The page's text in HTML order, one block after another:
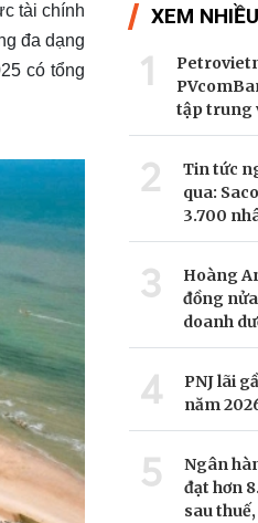
tài chính
đa dạng
có tổng
XEM NHIỀU
1
tập trung
2
Tin tức
qua:
3.700
3
Hoàng
đồng
doanh
4
PNJ lãi
năm
5
Ngân
đạt hơn
sau